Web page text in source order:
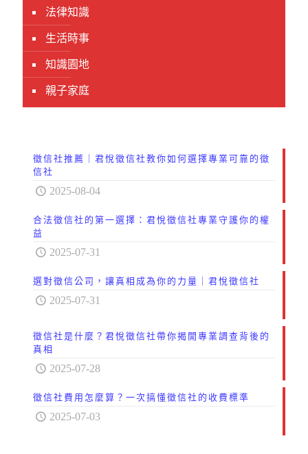
法律知識
生活時事
知識園地
親子家庭
徵信社推薦｜君悅徵信社教你如何選擇專業可靠的徵
信社
2025-08-04
合法徵信社的第一選擇：君悅徵信社專業守護你的權
益
2025-07-31
選對徵信公司，讓真相成為你的力量｜君悅徵信社
2025-07-31
徵信社是什麼？君悅徵信社帶你揭開專業調查背後的
真相
2025-07-28
徵信社費用怎麼算？一次搞懂徵信社的收費標準
2025-07-03